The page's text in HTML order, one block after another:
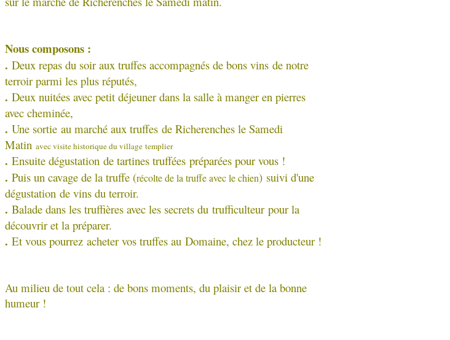
Nous composons :
. Deux repas du soir aux truffes accompagnés de bons vins de notre
terroir parmi les plus réputés,
. Deux nuitées avec petit déjeuner dans la salle à manger en pierres
avec cheminée,
. Une sortie au marché aux truffes de Richerenches le Samedi
Matin avec visite historique du village templier
. Ensuite dégustation de tartines truffées préparées pour vous !
. Puis un cavage de la truffe (récolte de la truffe avec le chien) suivi d'une
dégustation de vins du terroir.
. Balade dans les truffières avec les secrets du trufficulteur pour la
découvrir et la préparer.
. Et vous pourrez acheter vos truffes au Domaine, chez le producteur !
Au milieu de tout cela : de bons moments, du plaisir et de la bonne
humeur !